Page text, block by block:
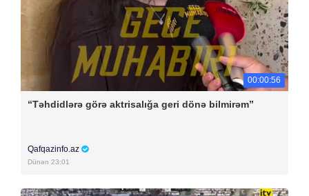
00:00:56
“Təhdidlərə görə aktrisalığa geri dönə bilmirəm”
Qafqazinfo.az
Dünən 23:01